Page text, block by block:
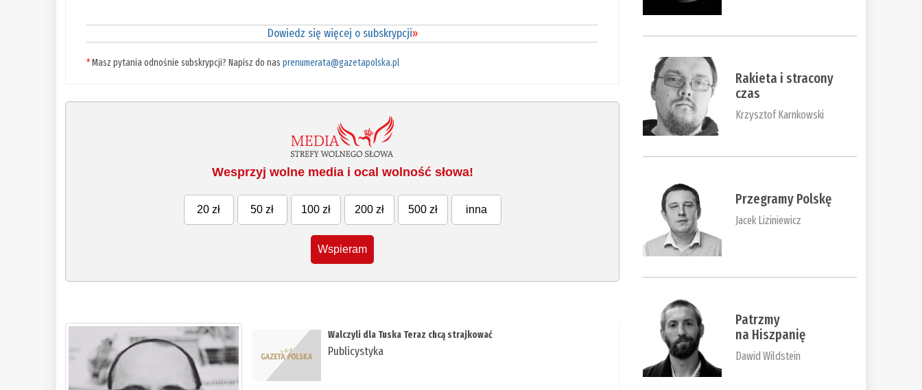
Dowiedz się więcej o subskrypcji»
*Masz pytania odnośnie subskrypcji? Napisz do nasprenumerata@gazetapolska.pl
Wesprzyj wolne media i ocal wolność słowa!
20 zł 50 zł 100 zł 200 zł 500 zł inna
Wspieram
Walczyli dla Tuska Teraz chcą strajkować
Publicystyka
Rakieta i stracony
czas
Krzysztof Karnkowski
Przegramy Polskę
Jacek Liziniewicz
Patrzmy
na Hiszpanię
Dawid Wildstein